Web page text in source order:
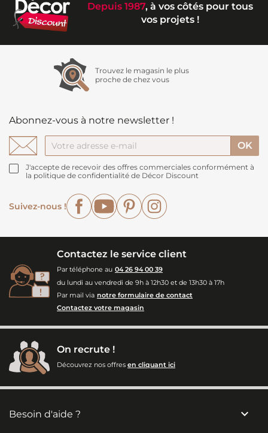
Depuis 1987, à vos côtés pour tous
vos projets !
Trouvez le magasin le plus
proche de chez vous
Abonnez-vous à notre newsletter !
J'accepte de recevoir des offres commerciales conformément à
la politique de confidentialité de Décor Discount
Suivez-nous !
FacebookYouTubePinterest
Contactez le service client
Par téléphone au 04 26 94 00 39
du lundi au vendredi de 9h à 12h30 et de 13h30 à 17h
Par mail via notre formulaire de contact
Contactez votre magasin
On recrute !
Découvrez nos offres en cliquant ici
Besoin d'aide ? 